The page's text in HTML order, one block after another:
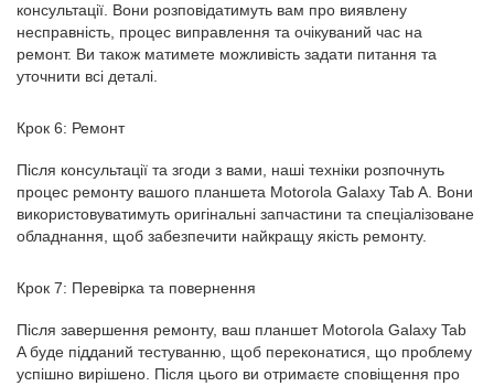
консультації. Вони розповідатимуть вам про виявлену
несправність, процес виправлення та очікуваний час на
ремонт. Ви також матимете можливість задати питання та
уточнити всі деталі.
Крок 6: Ремонт
Після консультації та згоди з вами, наші техніки розпочнуть
процес ремонту вашого планшета Motorola Galaxy Tab A. Вони
використовуватимуть оригінальні запчастини та спеціалізоване
обладнання, щоб забезпечити найкращу якість ремонту.
Крок 7: Перевірка та повернення
Після завершення ремонту, ваш планшет Motorola Galaxy Tab
A буде підданий тестуванню, щоб переконатися, що проблему
успішно вирішено. Після цього ви отримаєте сповіщення про